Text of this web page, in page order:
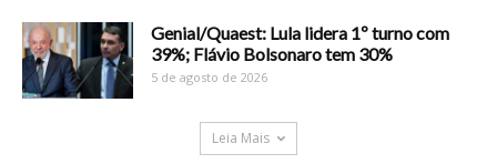
Genial/Quaest: Lula lidera 1º turno com
39%; Flávio Bolsonaro tem 30%
5 de agosto de 2026
Leia Mais